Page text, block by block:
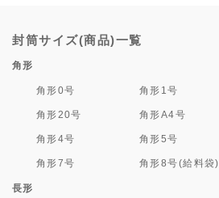
封筒サイズ(商品)一覧
角形
角形0号 角形1号
角形20号 角形A4号
角形4号 角形5号
角形7号 角形8号(給料袋)
長形